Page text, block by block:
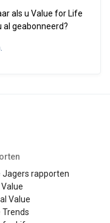
als u Value for Life
al geabonneerd?
Jagers rapporten
Value
Value
Trends